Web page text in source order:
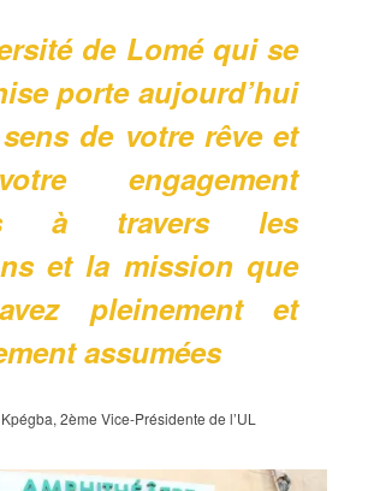
de Lomé qui se
porte aujourd’hui
de votre rêve et
engagement
à travers les
et la mission que
pleinement et
assumées
2ème Vice-Présidente de l’UL